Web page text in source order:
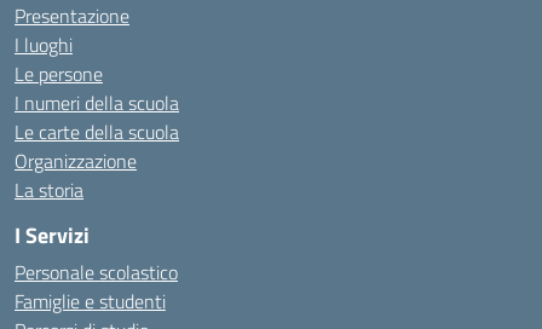
Presentazione
I luoghi
Le persone
I numeri della scuola
Le carte della scuola
Organizzazione
La storia
I Servizi
Personale scolastico
Famiglie e studenti